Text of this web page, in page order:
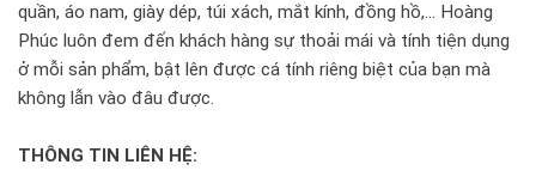
quần, áo nam, giày dép, túi xách, mắt kính, đồng hồ,… Hoàng
Phúc luôn đem đến khách hàng sự thoải mái và tính tiện dụng
ở mỗi sản phẩm, bật lên được cá tính riêng biệt của bạn mà
không lẫn vào đâu được.
THÔNG TIN LIÊN HỆ: